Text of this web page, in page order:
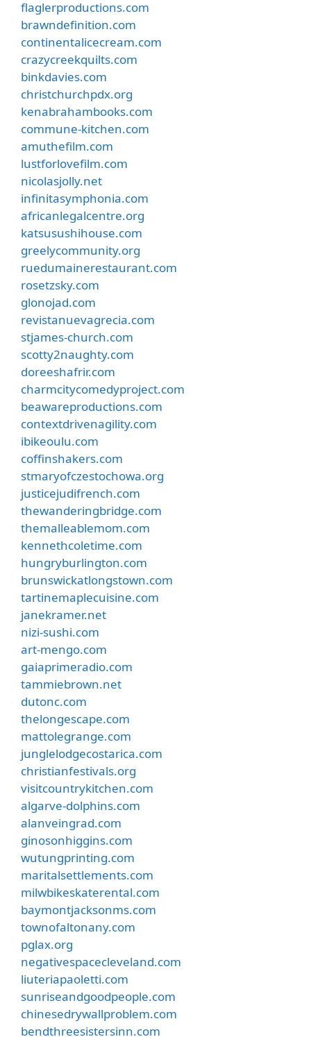
flaglerproductions.com
brawndefinition.com
continentalicecream.com
crazycreekquilts.com
binkdavies.com
christchurchpdx.org
kenabrahambooks.com
commune-kitchen.com
amuthefilm.com
lustforlovefilm.com
nicolasjolly.net
infinitasymphonia.com
africanlegalcentre.org
katsusushihouse.com
greelycommunity.org
ruedumainerestaurant.com
rosetzsky.com
glonojad.com
revistanuevagrecia.com
stjames-church.com
scotty2naughty.com
doreeshafrir.com
charmcitycomedyproject.com
beawareproductions.com
contextdrivenagility.com
ibikeoulu.com
coffinshakers.com
stmaryofczestochowa.org
justicejudifrench.com
thewanderingbridge.com
themalleablemom.com
kennethcoletime.com
hungryburlington.com
brunswickatlongstown.com
tartinemaplecuisine.com
janekramer.net
nizi-sushi.com
art-mengo.com
gaiaprimeradio.com
tammiebrown.net
dutonc.com
thelongescape.com
mattolegrange.com
junglelodgecostarica.com
christianfestivals.org
visitcountrykitchen.com
algarve-dolphins.com
alanveingrad.com
ginosonhiggins.com
wutungprinting.com
maritalsettlements.com
milwbikeskaterental.com
baymontjacksonms.com
townofaltonany.com
pglax.org
negativespacecleveland.com
liuteriapaoletti.com
sunriseandgoodpeople.com
chinesedrywallproblem.com
bendthreesistersinn.com